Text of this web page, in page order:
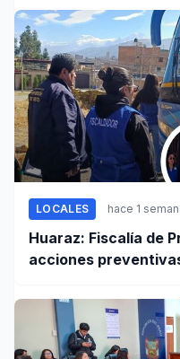
LOCALES hace 1
Huaraz: Fiscalía de
acciones